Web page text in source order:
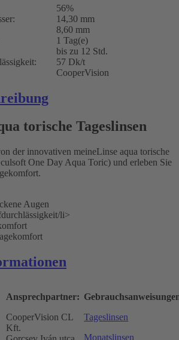
56%
14,30 mm
8,60 mm
1 Tag(e)
bis zu 12 Std.
57 Dk/t
CooperVision
torische Tageslinsen
der innovativen meineLinse aqua torische
One Day Aqua Toric) und erleben Sie
Augen
li>
Ansprechpartner:
CooperVision CL
Kft.
Tageslinsen
Monatslinsen